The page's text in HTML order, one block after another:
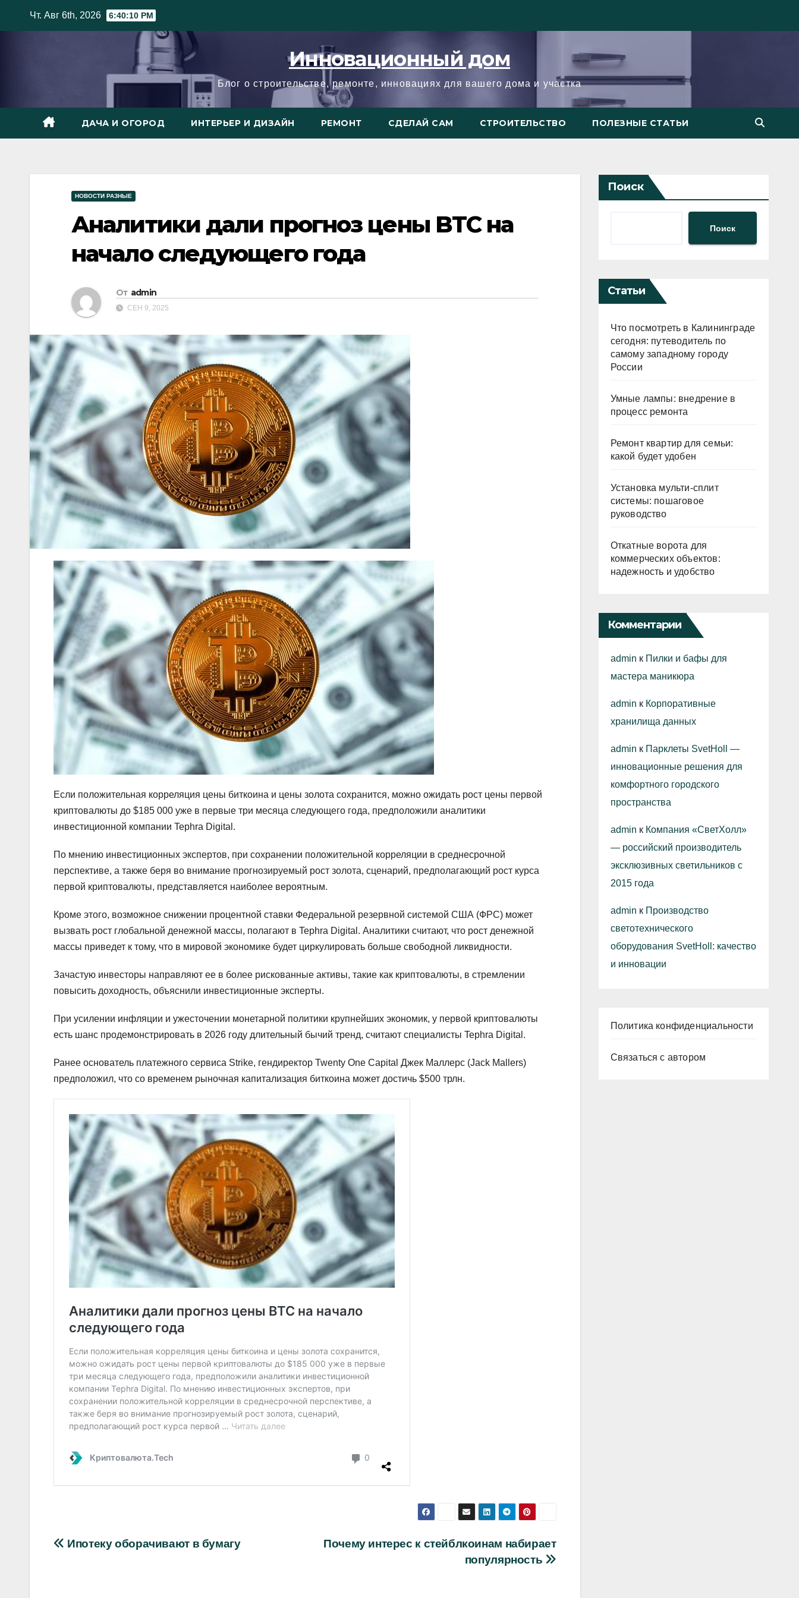
Чт. Авг 6th, 2026 6:40:11 PM
Инновационный дом
Блог о строительстве, ремонте, инновациях для вашего дома и участка
ДАЧА И ОГОРОД ИНТЕРЬЕР И ДИЗАЙН РЕМОНТ СДЕЛАЙ САМ СТРОИТЕЛЬСТВО ПОЛЕЗНЫЕ СТАТЬИ
НОВОСТИ РАЗНЫЕ
Аналитики дали прогноз цены BTC на
начало следующего года
От admin
СЕН 9, 2025
Если положительная корреляция цены биткоина и цены золота сохранится, можно ожидать рост цены первой
криптовалюты до $185 000 уже в первые три месяца следующего года, предположили аналитики
инвестиционной компании Tephra Digital.
По мнению инвестиционных экспертов, при сохранении положительной корреляции в среднесрочной
перспективе, а также беря во внимание прогнозируемый рост золота, сценарий, предполагающий рост курса
первой криптовалюты, представляется наиболее вероятным.
Кроме этого, возможное снижении процентной ставки Федеральной резервной системой США (ФРС) может
вызвать рост глобальной денежной массы, полагают в Tephra Digital. Аналитики считают, что рост денежной
массы приведет к тому, что в мировой экономике будет циркулировать больше свободной ликвидности.
Зачастую инвесторы направляют ее в более рискованные активы, такие как криптовалюты, в стремлении
повысить доходность, объяснили инвестиционные эксперты.
При усилении инфляции и ужесточении монетарной политики крупнейших экономик, у первой криптовалюты
есть шанс продемонстрировать в 2026 году длительный бычий тренд, считают специалисты Tephra Digital.
Ранее основатель платежного сервиса Strike, гендиректор Twenty One Capital Джек Маллерс (Jack Mallers)
предположил, что со временем рыночная капитализация биткоина может достичь $500 трлн.
Навигация
Почему интерес к стейблкоинам набирает
популярность
Ипотеку оборачивают в бумагу
Поиск
Поиск
Статьи
Что посмотреть в Калининграде
сегодня: путеводитель по
самому западному городу
России
Умные лампы: внедрение в
процесс ремонта
Ремонт квартир для семьи:
какой будет удобен
Установка мульти-сплит
системы: пошаговое
руководство
Откатные ворота для
коммерческих объектов:
надежность и удобство
Комментарии
admin к Пилки и бафы для
мастера маникюра
admin к Корпоративные
хранилища данных
admin к Парклеты SvetHoll —
инновационные решения для
комфортного городского
пространства
admin к Компания «СветХолл»
— российский производитель
эксклюзивных светильников с
2015 года
admin к Производство
светотехнического
оборудования SvetHoll: качество
и инновации
Политика конфиденциальности
Связаться с автором